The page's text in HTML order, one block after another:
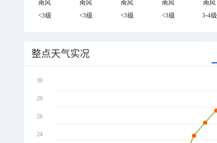
南风 南风 南风 南风
南风
<3级
<3级 <3级 <3级 3-4级
整点天气实况
30
28
26
24